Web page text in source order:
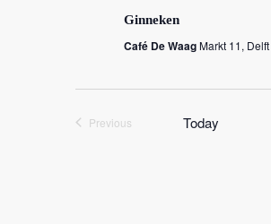
Ginneken
Café De WaagMarkt 11, Delft
Previous
Today